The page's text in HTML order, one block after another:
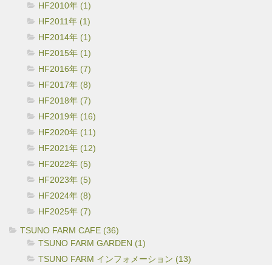
HF2010年 (1)
HF2011年 (1)
HF2014年 (1)
HF2015年 (1)
HF2016年 (7)
HF2017年 (8)
HF2018年 (7)
HF2019年 (16)
HF2020年 (11)
HF2021年 (12)
HF2022年 (5)
HF2023年 (5)
HF2024年 (8)
HF2025年 (7)
TSUNO FARM CAFE (36)
TSUNO FARM GARDEN (1)
TSUNO FARM インフォメーション (13)